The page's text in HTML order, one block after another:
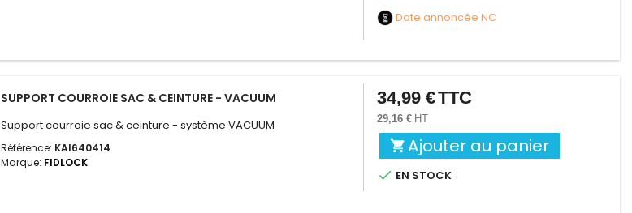
Date annoncée NC
SUPPORT COURROIE SAC & CEINTURE - VACUUM
Support courroie sac & ceinture - système VACUUM
Référence: KAI640414
Marque: FIDLOCK
Prix
34,99 €TTC
29,16 € HT
 Ajouter au panier
 EN STOCK